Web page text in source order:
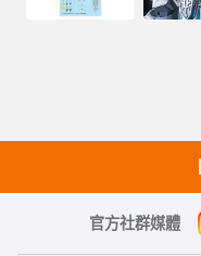
官方社群媒體